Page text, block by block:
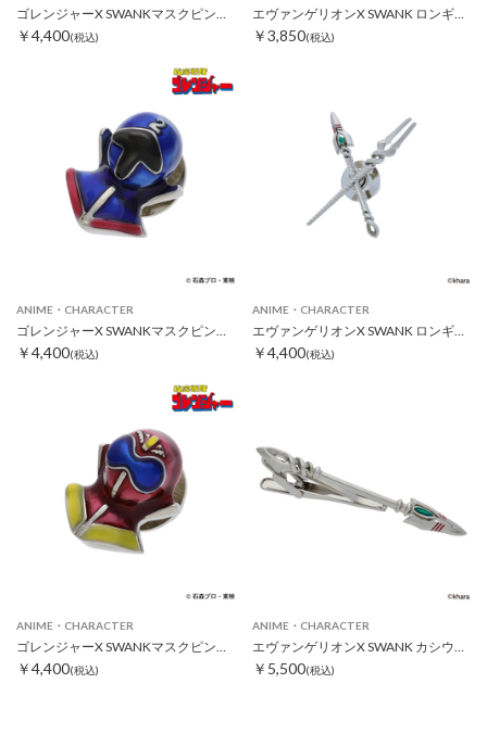
ゴレンジャーX SWANKマスクピンズ キレンジャー
￥4,400(税込)
エヴァンゲリオンX SWANK ロンギヌスの槍ピンズ シルバー
￥3,850(税込)
ANIME・CHARACTER
￥4,400(税込)
ANIME・CHARACTER
エヴァンゲリオンX SWANK ロンギヌスの槍＆カシウスの槍クロスピンズ シルバー
￥4,400(税込)
ANIME・CHARACTER
ゴレンジャーX SWANKマスクピンズ アカレンジャー
￥4,400(税込)
ANIME・CHARACTER
エヴァンゲリオンX SWANK カシウスの槍タイピン シンバージョン
￥5,500(税込)